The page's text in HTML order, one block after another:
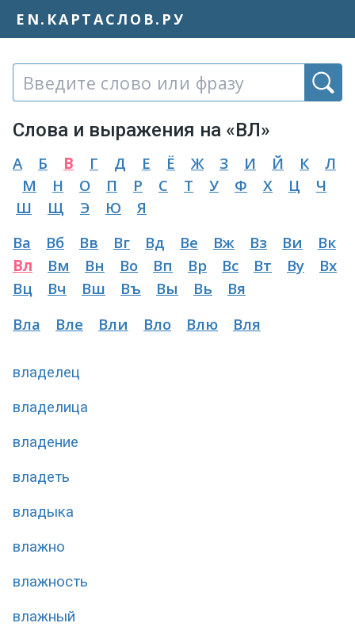
EN.КАРТАСЛОВ.РУ
Слова и выражения на «ВЛ»
А Б В Г Д Е Ё Ж З И Й К
Л
М
Н О П Р С Т У Ф Х Ц
Ч
Ш
Щ Э Ю
Я
Ва
Вб Вв Вг Вд Ве Вж Вз Ви
Вк
Вл
Вм Вн Во Вп Вр Вс Вт Ву
Вх
Вц
Вч Вш Въ Вы Вь
Вя
Вла
Вле Вли Вло Влю Вля
владелец
владелица
владение
владеть
владыка
влажно
влажность
влажный